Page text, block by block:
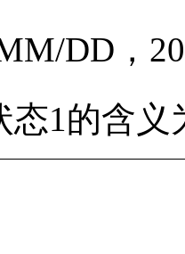
DD，
态1的含